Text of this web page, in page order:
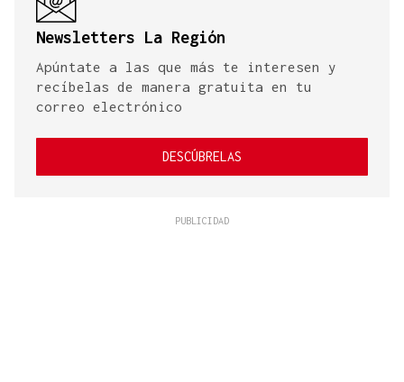
Newsletters La Región
Apúntate a las que más te interesen y
recíbelas de manera gratuita en tu
correo electrónico
DESCÚBRELAS